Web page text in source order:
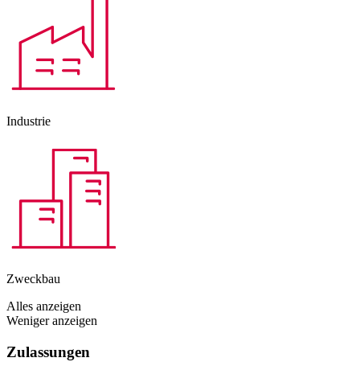
Industrie
Zweckbau
Alles anzeigen
Weniger anzeigen
Zulassungen